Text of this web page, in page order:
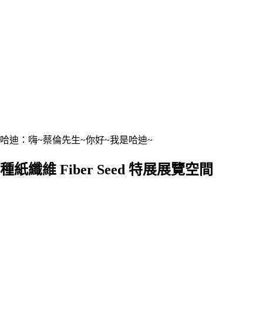
哈迪：嗨~蔡倫先生~你好~我是哈迪~
種紙纖維 Fiber Seed 特展展覽空間